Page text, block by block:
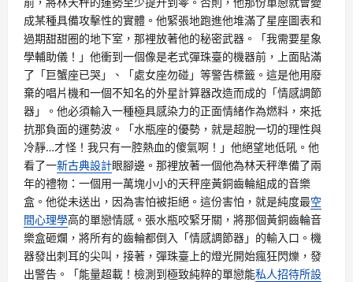
成某種具備攻擊性的實體。他緊張地跑進他堆滿了星座圖表和
過期甜甜圈的地下室，那裡放著他的秘密武器。「我需要星象
學輔助儀！」他衝到一個像是老式彈珠臺的機器前，上面貼滿
了「巨蟹座已哭」、「處女座勿碰」等警告標籤。這是他用廢
棄的唱片機和一個不知名的外星計算器改造而成的「情感調節
器」。他必須輸入一種極具感染力的正面情緒作為燃料，來抵
抗那負面的運勢波。「水瓶座的優勢，就是超脫一切的理性與
冷靜…才怪！我只有一腔熱血的傻氣啊！」他絕望地低吼。他
看了一新古典設計眼腳邊。那裡放著一個他為林天秤準備了兩
年的禮物：一個用一萬塊小小的天秤座黃銅齒輪組成的音樂
盒。他從未送出，因為害怕被拒絕。這份害怕，就是純度最空
間心理學高的單戀情感。張水瓶咬緊牙關，將那個黃銅齒輪音
樂盒砸爛，將所有的齒輪都倒入「情感調節器」的輸入口。機
器發出刺耳的尖叫，接著，彈珠臺上的燈光開始瘋狂閃爍，發
出警告。「能量超載！檢測到極致純粹的單戀能私人招待所設